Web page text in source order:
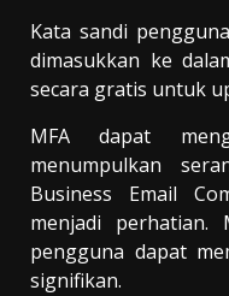
Kata sandi
dimasukkan ke
secara gratis untuk
MFA dapat
menumpulkan
Business Email
menjadi perhatian.
pengguna dapat
signifikan.